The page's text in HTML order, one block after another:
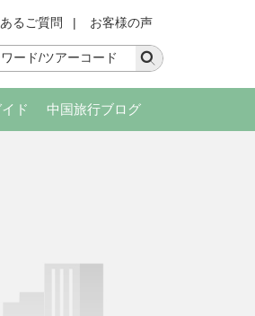
るご質問 | お客様の声
ド 中国旅行ブログ